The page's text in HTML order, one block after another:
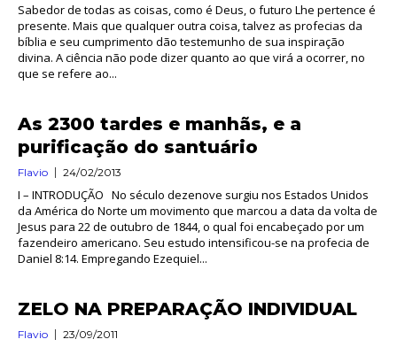
Sabedor de todas as coisas, como é Deus, o futuro Lhe pertence é
presente. Mais que qualquer outra coisa, talvez as profecias da
bíblia e seu cumprimento dão testemunho de sua inspiração
divina. A ciência não pode dizer quanto ao que virá a ocorrer, no
que se refere ao...
As 2300 tardes e manhãs, e a
purificação do santuário
Flavio 24/02/2013
I – INTRODUÇÃO No século dezenove surgiu nos Estados Unidos
da América do Norte um movimento que marcou a data da volta de
Jesus para 22 de outubro de 1844, o qual foi encabeçado por um
fazendeiro americano. Seu estudo intensificou-se na profecia de
Daniel 8:14. Empregando Ezequiel...
ZELO NA PREPARAÇÃO INDIVIDUAL
Flavio 23/09/2011